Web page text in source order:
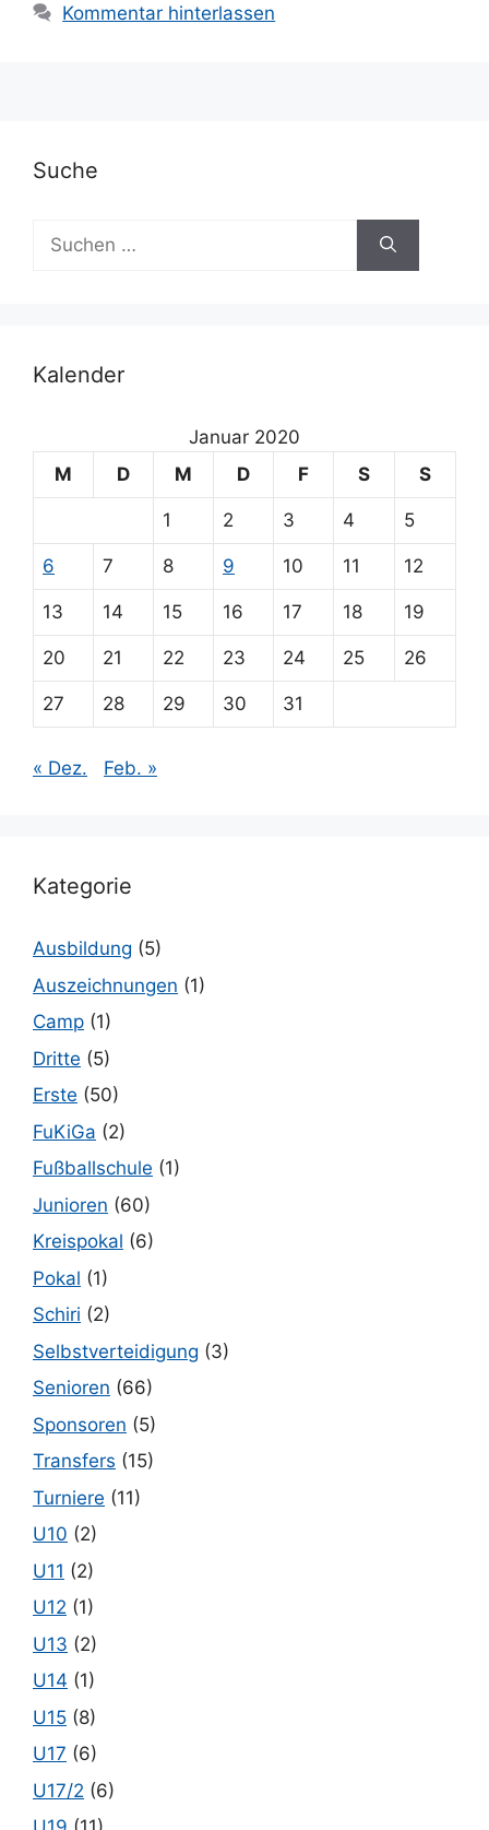
Kommentar hinterlassen
Suche
nach:
Kalender
Januar 2020
M
D M D F S S
1 2 3 4 5
6 7 8 9 10 11 12
13 14 15 16 17 18 19
20 21 22 23 24 25 26
27 28 29 30 31
« Dez. Feb. »
Kategorie
Ausbildung (5)
Auszeichnungen (1)
Camp (1)
Dritte (5)
Erste (50)
FuKiGa (2)
Fußballschule (1)
Junioren (60)
Kreispokal (6)
Pokal (1)
Schiri (2)
Selbstverteidigung (3)
Senioren (66)
Sponsoren (5)
Transfers (15)
Turniere (11)
U10 (2)
U11 (2)
U12 (1)
U13 (2)
U14 (1)
U15 (8)
U17 (6)
U17/2 (6)